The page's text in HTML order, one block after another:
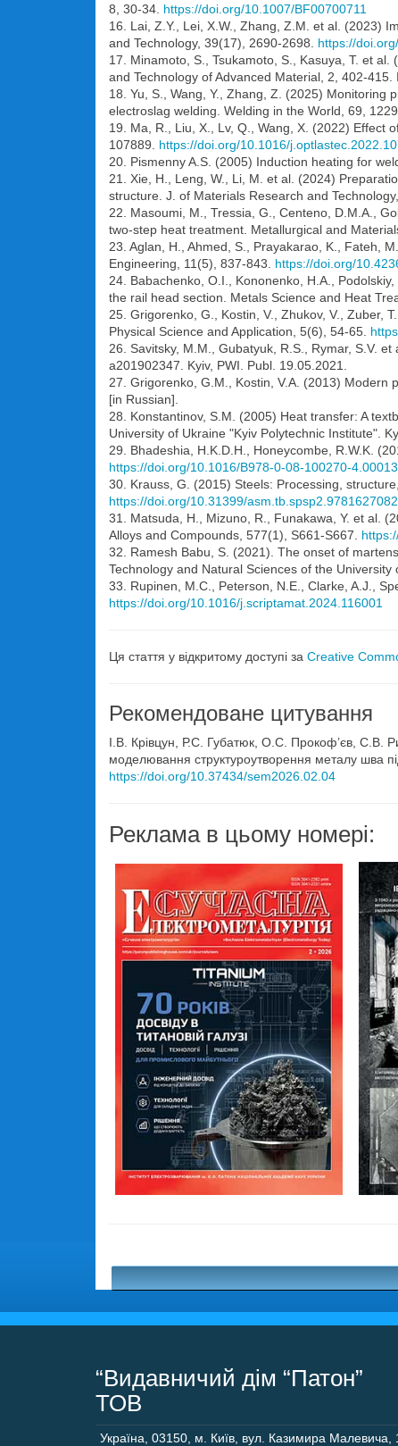
8, 30-34. https://doi.org/10.1007/BF00700711
16. Lai, Z.Y., Lei, X.W., Zhang, Z.M. et al. (2023)
and Technology, 39(17), 2690-2698. https://
17. Minamoto, S., Tsukamoto, S., Kasuya, T. et
and Technology of Advanced Material, 2, 402-415.
18. Yu, S., Wang, Y., Zhang, Z. (2025)
electroslag welding. Welding in the World, 69,
19. Ma, R., Liu, X., Lv, Q., Wang, X. (2022) Effect
107889. https://doi.org/10.1016/
20. Pismenny A.S. (2005) Induction heating for
21. Xie, H., Leng, W., Li, M. et al. (2024)
structure. J. of Materials Research and
22. Masoumi, M., Tressia, G., Centeno, D.M.A.,
two-step heat treatment. Metallurgical and
23. Aglan, H., Ahmed, S., Prayakarao, K., Fateh,
Engineering, 11(5), 837-843. https://doi.org/
24. Babachenko, O.I., Kononenko, H.A.,
the rail head section. Metals Science and Heat
25. Grigorenko, G., Kostin, V., Zhukov, V., Zuber,
Physical Science and Application, 5(6), 54-65.
26. Savitsky, M.M., Gubatyuk, R.S., Rymar, S.V.
a201902347. Kyiv, PWI. Publ. 19.05.2021.
27. Grigorenko, G.M., Kostin, V.A. (2013) Modern
[in Russian].
28. Konstantinov, S.M. (2005) Heat transfer: A
University of Ukraine "Kyiv Polytechnic Institute".
29. Bhadeshia, H.K.D.H., Honeycombe, R.W.K.
https://doi.org/10.1016/B978-0-08-100270-
30. Krauss, G. (2015) Steels: Processing,
https://doi.org/10.31399/
31. Matsuda, H., Mizuno, R., Funakawa, Y. et al.
Alloys and Compounds, 577(1), S661-S667.
32. Ramesh Babu, S. (2021). The onset of
Technology and Natural Sciences of the
33. Rupinen, M.C., Peterson, N.E., Clarke, A.J.,
https://doi.org/10.1016/j.scriptamat.2024.116001
Ця стаття у відкритому доступі за Creative
Рекомендоване цитування
І.В. Крівцун, Р.С. Губатюк, О.С. Прокоф’єв, С.В.
моделювання структуроутворення металу шва
https://doi.org/10.37434/sem2026.02.04
Реклама в цьому номері:
“Видавничий дім “Патон”
ТОВ
Україна 03150 м. Київ, вул. Казимира Малевича,